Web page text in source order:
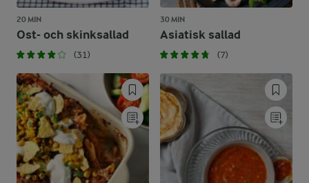
20 MIN
Ost- och skinksallad
(31)
30 MIN
Asiatisk sallad
(7)